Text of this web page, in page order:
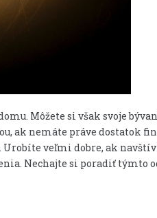
Môžete si však svoje
ak nemáte práve
veľmi dobre, ak
Nechajte si poradiť týmto